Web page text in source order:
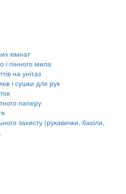
кімнат
і пінного мила
на унітаз
і сушки для рук
паперу
захисту (рукавички, бахіли,